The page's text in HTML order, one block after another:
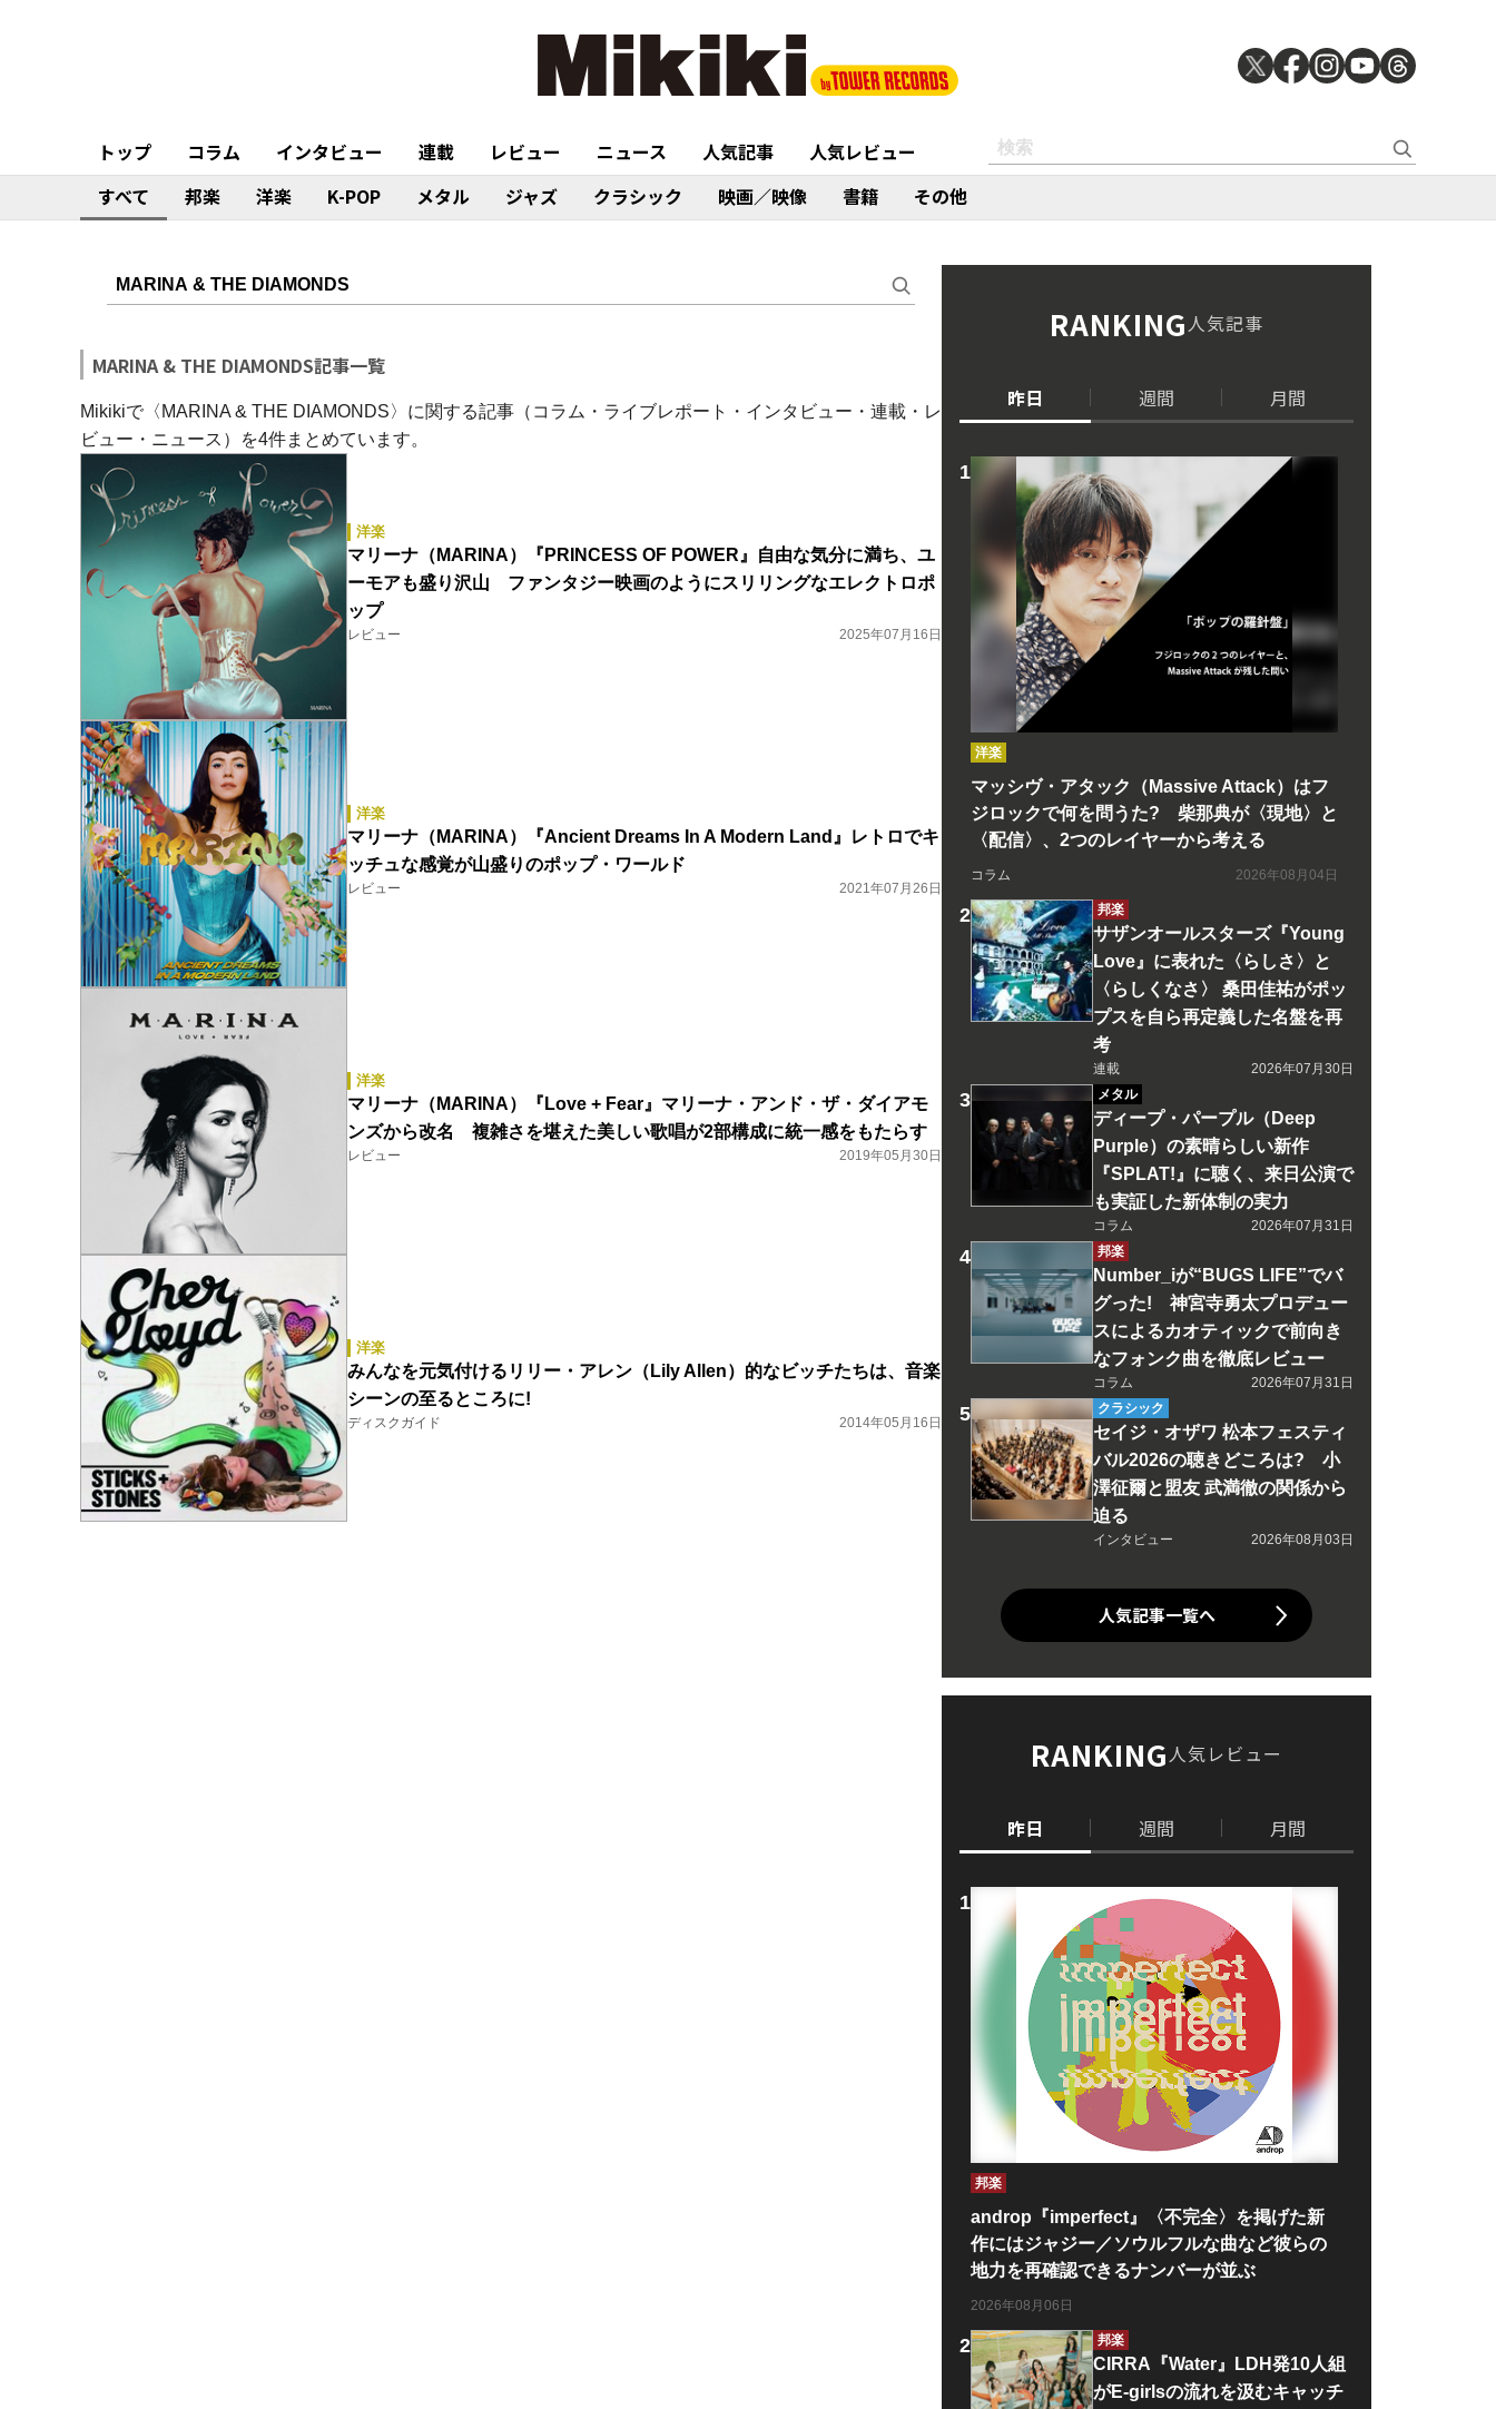
トップ コラム インタビュー 連載 レビュー ニュース 人気記事
人気レビュー
すべて
邦楽 洋楽 K-POP メタル ジャズ クラシック 映画／映像 書籍 その他
MARINA & THE DIAMONDS記事一覧
Mikikiで〈MARINA & THE DIAMONDS〉に関する記事（コラム・ライブレポート・インタビュー・連載・レ
ビュー・ニュース）を4件まとめています。
洋楽
マリーナ（MARINA）『PRINCESS OF POWER』自由な気分に満ち、ユ
ーモアも盛り沢山 ファンタジー映画のようにスリリングなエレクトロポ
ップ
レビュー 2025年07月16日
洋楽
マリーナ（MARINA）『Ancient Dreams In A Modern Land』レトロでキ
ッチュな感覚が山盛りのポップ・ワールド
レビュー 2021年07月26日
洋楽
マリーナ（MARINA）『Love + Fear』マリーナ・アンド・ザ・ダイアモ
ンズから改名 複雑さを堪えた美しい歌唱が2部構成に統一感をもたらす
レビュー 2019年05月30日
洋楽
みんなを元気付けるリリー・アレン（Lily Allen）的なビッチたちは、音楽
シーンの至るところに!
ディスクガイド 2014年05月16日
RANKING人気記事
昨日 週間 月間
洋楽
マッシヴ・アタック（Massive Attack）はフ
ジロックで何を問うた? 柴那典が〈現地〉と
〈配信〉、2つのレイヤーから考える
コラム 2026年08月04日
邦楽
サザンオールスターズ『Young
Love』に表れた〈らしさ〉と
〈らしくなさ〉 桑田佳祐がポッ
プスを自ら再定義した名盤を再
考
連載
2026年07月30日
メタル
ディープ・パープル（Deep
Purple）の素晴らしい新作
『SPLAT!』に聴く、来日公演で
も実証した新体制の実力
コラム
2026年07月31日
邦楽
Number_iが“BUGS LIFE”でバ
グった! 神宮寺勇太プロデュー
スによるカオティックで前向き
なフォンク曲を徹底レビュー
コラム
2026年07月31日
クラシック
セイジ・オザワ 松本フェスティ
バル2026の聴きどころは? 小
澤征爾と盟友 武満徹の関係から
迫る
インタビュー 2026年08月03日
人気記事一覧へ
RANKING人気レビュー
昨日 週間 月間
邦楽
androp『imperfect』〈不完全〉を掲げた新
作にはジャジー／ソウルフルな曲など彼らの
地力を再確認できるナンバーが並ぶ
2026年08月06日
邦楽
CIRRA『Water』LDH発10人組
がE-girlsの流れを汲むキャッチ